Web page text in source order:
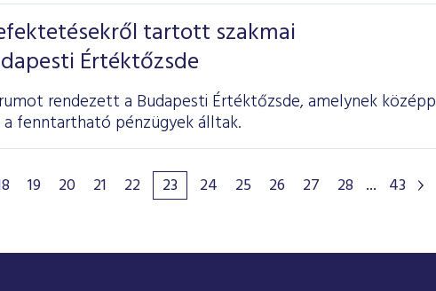
tartott szakmai
Értéktőzsde
rendezett a Budapesti Értéktőzsde, amelynek
fenntartható pénzügyek álltak.
19 20 21 22 23 24 25 26 27 28 ... 43